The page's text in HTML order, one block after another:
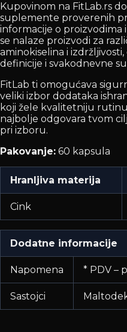
Kupovinom na FitLab.rs
suplemente proverenih
informacije o
se nalaze proizvodi za
aminokiselina i
definicije i svakodnevne
FitLab ti omogućava
veliki izbor dodataka
koji žele kvalitetniju
najbolje odgovara tvom
pri izboru.
Pakovanje: 60 kapsula
Hranljiva materija
Cink
Dodatne informacije
Napomena * PDV –
Sastojci